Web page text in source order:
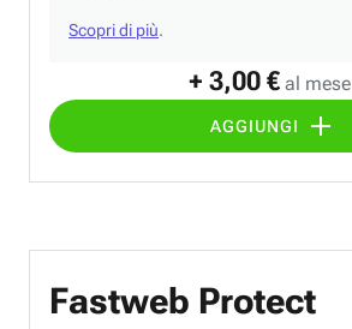
+ 3,00 € al mese
AGGIUNGI
Scopri di più.
Fastweb Protect